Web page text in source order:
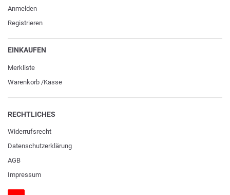
Anmelden
Registrieren
EINKAUFEN
Merkliste
Warenkorb /Kasse
RECHTLICHES
Widerrufs­recht
Daten­schutz­erklärung
AGB
Impressum